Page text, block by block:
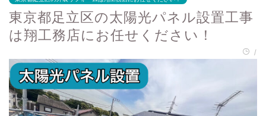
東京都足立区の太陽光パネル設置工事
は翔工務店にお任せください！
/